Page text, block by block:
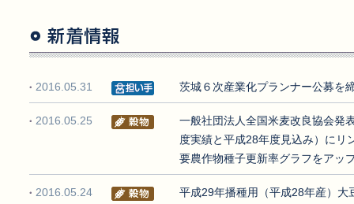
2016.05.31 茨城６次産業化プランナー公募を
2016.05.25
一般社団法人全国米麦改良協会発
度実績と平成28年度見込み）にリ
要農作物種子更新率グラフをアッ
2016.05.24
平成29年播種用（平成28年産）大